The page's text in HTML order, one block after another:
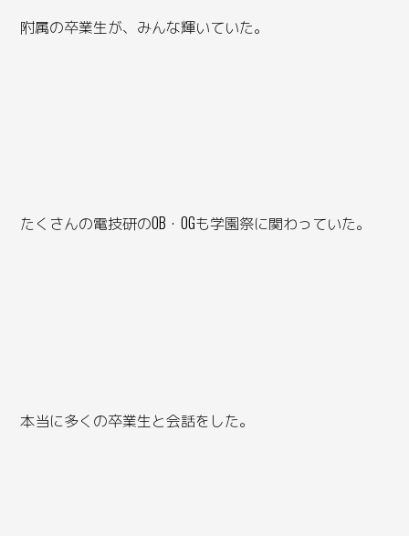
附属の卒業生が、みんな輝いていた。
たくさんの電技研のOB・OGも学園祭に関わっていた。
本当に多くの卒業生と会話をした。